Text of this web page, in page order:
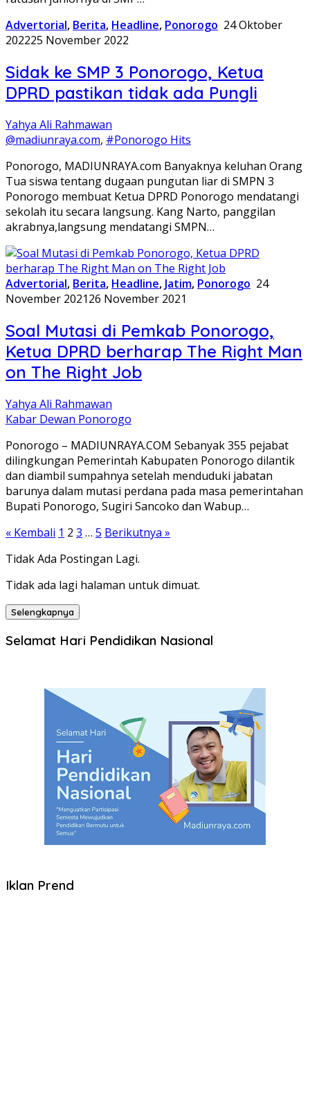
Advertorial, Berita, Headline, Ponorogo 24 Oktober
202225 November 2022
Sidak ke SMP 3 Ponorogo, Ketua
DPRD pastikan tidak ada Pungli
Yahya Ali Rahmawan
@madiunraya.com, #Ponorogo Hits
Ponorogo, MADIUNRAYA.com Banyaknya keluhan Orang
Tua siswa tentang dugaan pungutan liar di SMPN 3
Ponorogo membuat Ketua DPRD Ponorogo mendatangi
sekolah itu secara langsung. Kang Narto, panggilan
akrabnya,langsung mendatangi SMPN…
Advertorial, Berita, Headline, Jatim, Ponorogo 24
November 202126 November 2021
Soal Mutasi di Pemkab Ponorogo,
Ketua DPRD berharap The Right Man
on The Right Job
Yahya Ali Rahmawan
Kabar Dewan Ponorogo
Ponorogo – MADIUNRAYA.COM Sebanyak 355 pejabat
dilingkungan Pemerintah Kabupaten Ponorogo dilantik
dan diambil sumpahnya setelah menduduki jabatan
barunya dalam mutasi perdana pada masa pemerintahan
Bupati Ponorogo, Sugiri Sancoko dan Wabup…
Paginasi
pos
« Kembali 1 2 3 … 5 Berikutnya »
Tidak Ada Postingan Lagi.
Tidak ada lagi halaman untuk dimuat.
Selengkapnya
Selamat Hari Pendidikan Nasional
Iklan Prend